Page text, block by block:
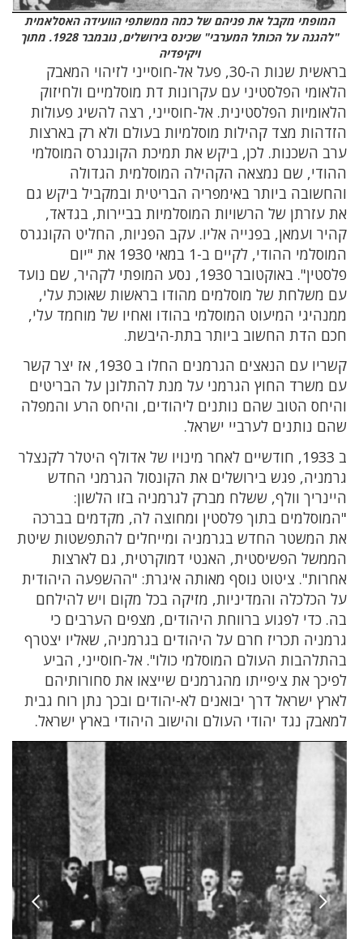
המופתי מקבל את פניהם של כמה ממשתפי הוועידה האסלאמית
"להגנה על הכותל המערבי" שכינס בירושלים, נובמבר 1928. מתוך
ויקיפדיה
בראשית שנות ה-30, פעל אל-חוסייני לזיהוי המאבק
הלאומי הפלסטיני עם עקרונות דת מוסלמיים ולחיזוק
הלאומיות הפלסטינית. אל-חוסייני, רצה להשיג פעולות
הזדהות מצד קהילות מוסלמיות בעולם ולא רק בארצות
ערב השכנות. לכן, ביקש את תמיכת הקונגרס המוסלמי
ההודי, שם נמצאה הקהילה המוסלמית הגדולה
והחשובה ביותר באימפריה הבריטית ובמקביל ביקש גם
את עזרתן של הרשויות המוסלמיות בביירות, בגדאד,
קהיר ועמאן, בפנייה אליו. עקב הפניות, החליט הקונגרס
המוסלמי ההודי, לקיים ב-1 במאי 1930 את "יום
פלסטין". באוקטובר 1930, נסע המופתי לקהיר, שם נועד
עם משלחת של מוסלמים מהודו בראשות שאוכת עלי,
ממנהיגי המיעוט המוסלמי בהודו ואחיו של מוחמד עלי,
חכם הדת החשוב ביותר בתת-היבשת.
קשריו עם הנאצים הגרמנים החלו ב 1930, אז יצר קשר
עם משרד החוץ הגרמני על מנת להתלונן על הבריטים
והיחס הטוב שהם נותנים ליהודים, והיחס הרע והמפלה
שהם נותנים לערביי ישראל.
ב 1933, חודשיים לאחר מינויו של אדולף היטלר לקנצלר
גרמניה, פגש בירושלים את הקונסול הגרמני החדש
היינריך וולף, ששלח מברק לגרמניה בזו הלשון:
"המוסלמים בתוך פלסטין ומחוצה לה, מקדמים בברכה
את המשטר החדש בגרמניה ומייחלים להתפשטות שיטת
הממשל הפשיסטית, האנטי דמוקרטית, גם לארצות
אחרות". ציטוט נוסף מאותה איגרת: "ההשפעה היהודית
על הכלכלה והמדיניות, מזיקה בכל מקום ויש להילחם
בה. כדי לפגוע ברווחת היהודים, מצפים הערבים כי
גרמניה תכריז חרם על היהודים בגרמניה, שאליו יצטרף
בהתלהבות העולם המוסלמי כולו". אל-חוסייני, הביע
לפיכך את ציפייתו מהגרמנים שייצאו את סחורותיהם
לארץ ישראל דרך יבואנים לא-יהודים ובכך נתן רוח גבית
למאבק נגד יהודי העולם והישוב היהודי בארץ ישראל.